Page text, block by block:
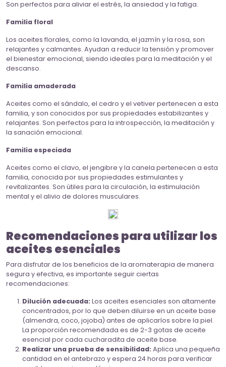
Son perfectos para aliviar el estrés, la ansiedad y la fatiga.
Familia floral
Los aceites florales, como la lavanda, el jazmín y la rosa, son
relajantes y calmantes. Ayudan a reducir la tensión y promover
el bienestar emocional, siendo ideales para la meditación y el
descanso.
Familia amaderada
Aceites como el sándalo, el cedro y el vetiver pertenecen a esta
familia, y son conocidos por sus propiedades estabilizantes y
relajantes. Son perfectos para la introspección, la meditación y
la sanación emocional.
Familia especiada
Aceites como el clavo, el jengibre y la canela pertenecen a esta
familia, conocida por sus propiedades estimulantes y
revitalizantes. Son útiles para la circulación, la estimulación
mental y el alivio de dolores musculares.
Recomendaciones para utilizar los
aceites esenciales
Para disfrutar de los beneficios de la aromaterapia de manera
segura y efectiva, es importante seguir ciertas
recomendaciones:
Dilución adecuada: Los aceites esenciales son altamente
concentrados, por lo que deben diluirse en un aceite base
(almendra, coco, jojoba) antes de aplicarlos sobre la piel.
La proporción recomendada es de 2-3 gotas de aceite
esencial por cada cucharadita de aceite base.
Realizar una prueba de sensibilidad: Aplica una pequeña
cantidad en el antebrazo y espera 24 horas para verificar